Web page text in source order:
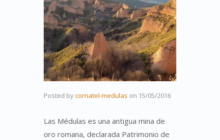
Posted bycornatel-medulas on 15/05/2016
Las Médulas es una antigua mina de
oro romana, declarada Patrimonio de